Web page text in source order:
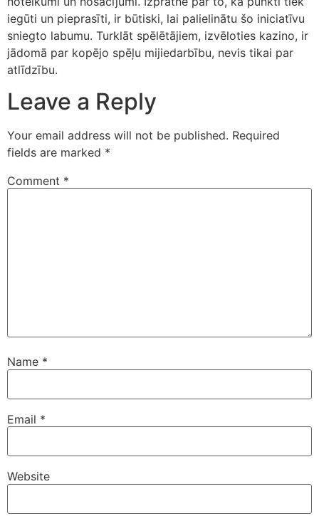
iegūti un pieprasīti, ir būtiski, lai palielinātu šo iniciatīvu
sniegto labumu. Turklāt spēlētājiem, izvēloties kazino, ir
jādomā par kopējo spēļu mijiedarbību, nevis tikai par
atlīdzību.
Leave a Reply
Your email address will not be published. Required
fields are marked *
Comment *
Name *
Email *
Website